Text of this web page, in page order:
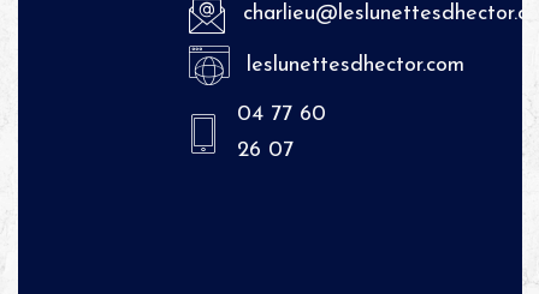
leslunettesdhector.com
04 77 60
26 07